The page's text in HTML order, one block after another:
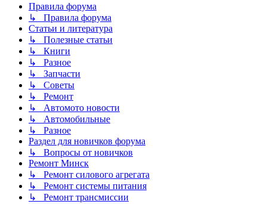
Правила форума
↳ Правила форума
Статьи и литература
↳ Полезные статьи
↳ Книги
↳ Разное
↳ Запчасти
↳ Советы
↳ Ремонт
↳ Автомото новости
↳ Автомобильные
↳ Разное
Раздел для новичков форума
↳ Вопросы от новичков
Ремонт Минск
↳ Ремонт силового агрегата
↳ Ремонт системы питания
↳ Ремонт трансмиссии